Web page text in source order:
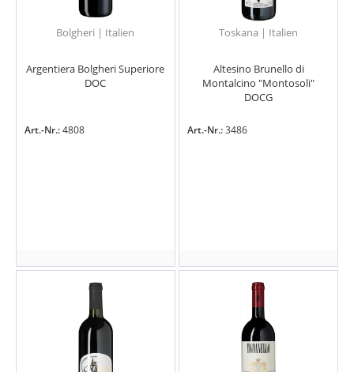
Bolgheri | Italien
Argentiera Bolgheri Superiore
DOC
Art.-Nr.:4808
Toskana | Italien
Altesino Brunello di
Montalcino "Montosoli"
DOCG
Art.-Nr.:3486